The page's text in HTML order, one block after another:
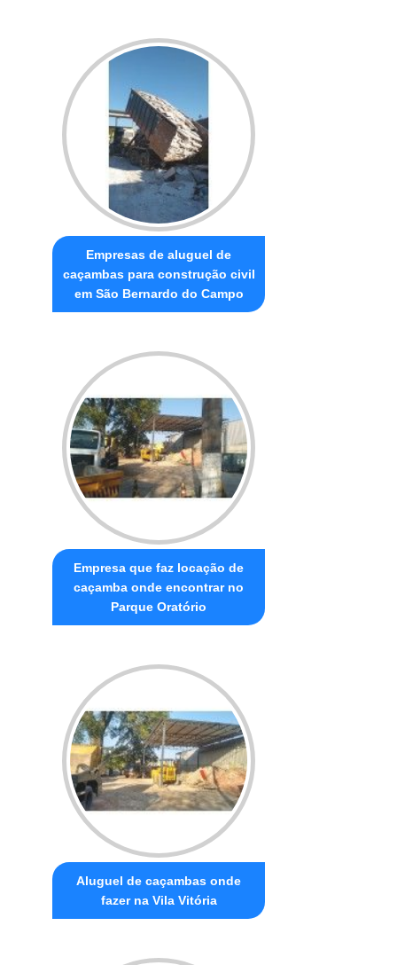
Empresas de aluguel de
caçambas para construção civil
em São Bernardo do Campo
Empresa que faz locação de
caçamba onde encontrar no
Parque Oratório
Aluguel de caçambas onde
fazer na Vila Vitória